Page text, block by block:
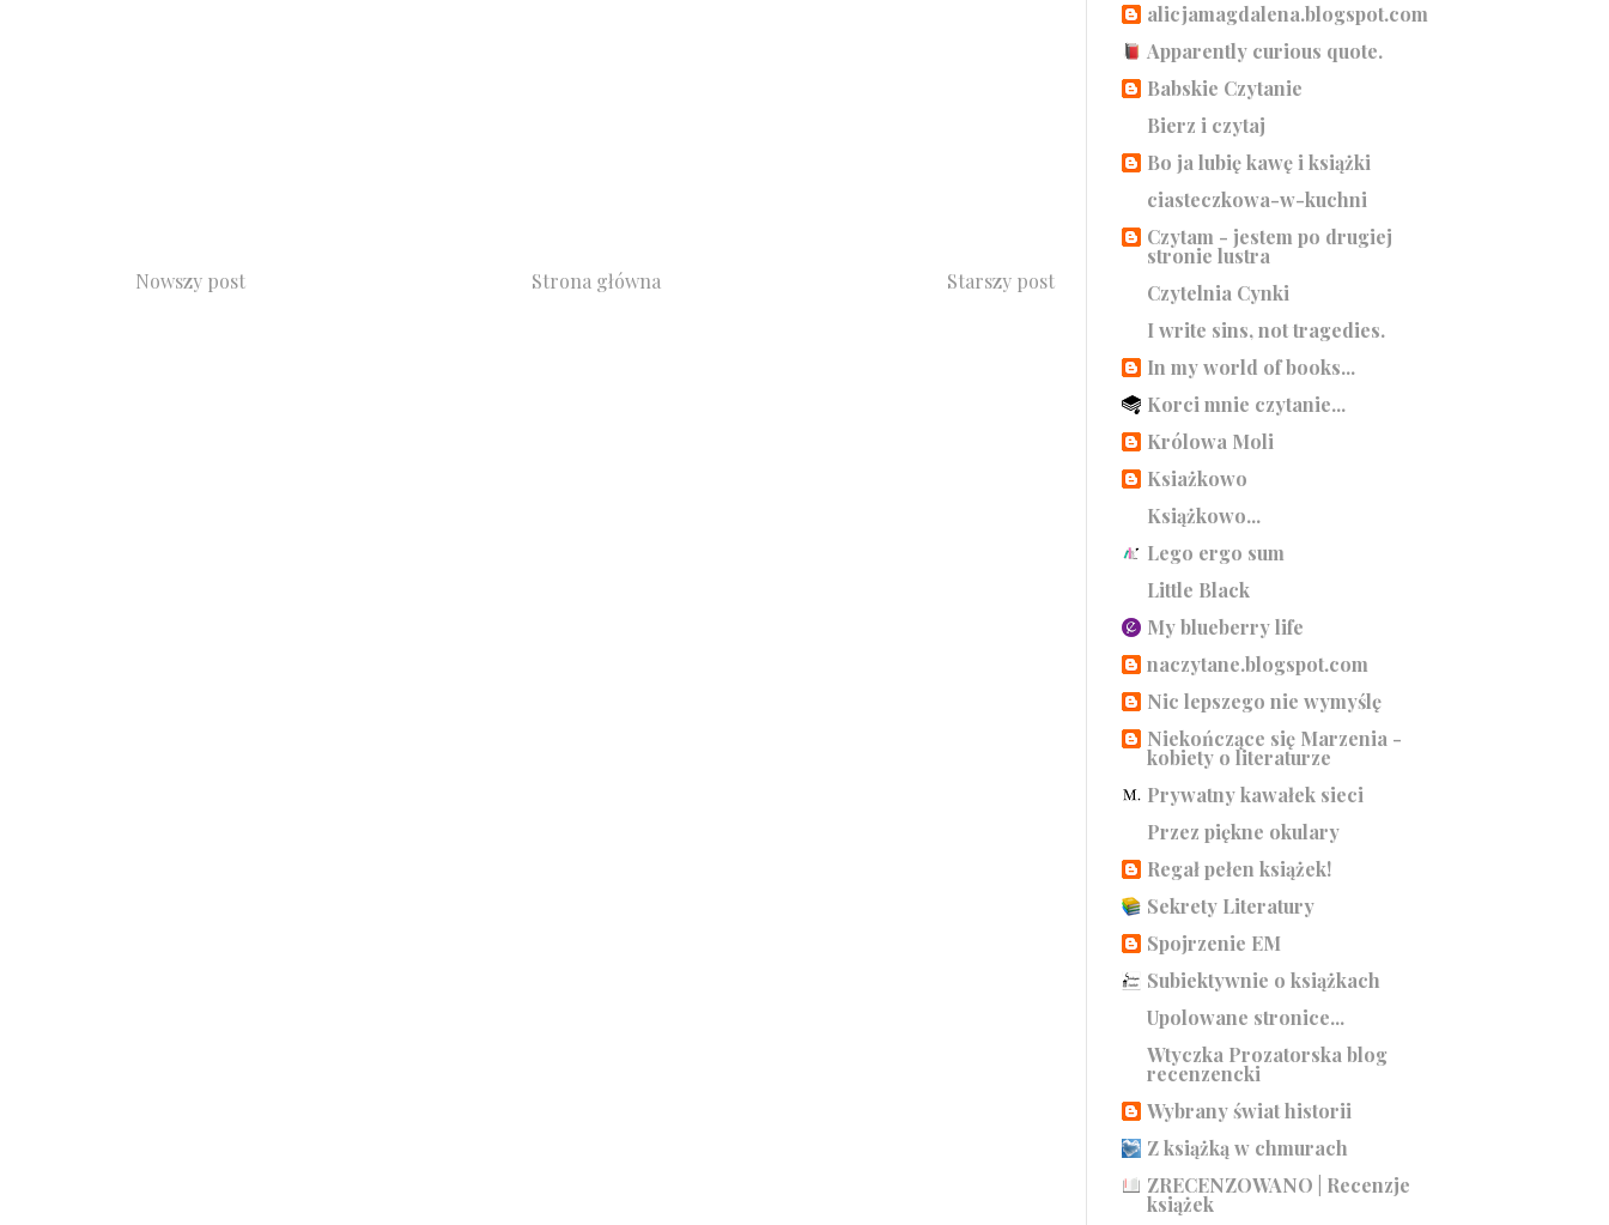
Nowszy post Starszy post
Strona główna
alicjamagdalena.blogspot.com
Apparently curious quote.
Babskie Czytanie
Bierz i czytaj
Bo ja lubię kawę i książki
ciasteczkowa-w-kuchni
Czytam - jestem po drugiej
stronie lustra
Czytelnia Cynki
I write sins, not tragedies.
In my world of books...
Korci mnie czytanie...
Królowa Moli
Ksiażkowo
Książkowo...
Lego ergo sum
Little Black
My blueberry life
naczytane.blogspot.com
Nic lepszego nie wymyślę
Niekończące się Marzenia -
kobiety o literaturze
Prywatny kawałek sieci
Przez piękne okulary
Regał pełen książek!
Sekrety Literatury
Spojrzenie EM
Subiektywnie o książkach
Upolowane stronice...
Wtyczka Prozatorska blog
recenzencki
Wybrany świat historii
Z książką w chmurach
ZRECENZOWANO | Recenzje
książek